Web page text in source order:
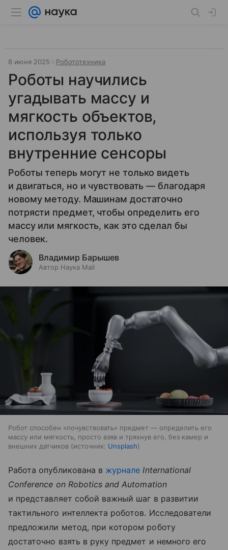
8 июня 2025 Робототехника
Роботы научились
угадывать массу и
мягкость объектов,
используя только
внутренние сенсоры
Роботы теперь могут не только видеть
и двигаться, но и чувствовать — благодаря
новому методу. Машинам достаточно
потрясти предмет, чтобы определить его
массу или мягкость, как это сделал бы
человек.
Владимир Барышев
Автор Наука Mail
Робот способен «почувствовать» предмет — определить его
массу или мягкость, просто взяв и тряхнув его, без камер и
внешних датчиков
источник: Unsplash
Работа опубликована в журнале International
Conference on Robotics and Automation
и представляет собой важный шаг в развитии
тактильного интеллекта роботов. Исследователи
предложили метод, при котором роботу
достаточно взять в руку предмет и немного его